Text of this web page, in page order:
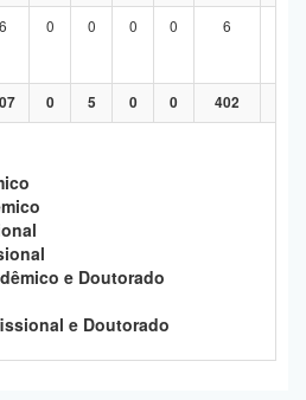
6 0 0 0 0 6
0 5 0 0 402
e Doutorado
e Doutorado